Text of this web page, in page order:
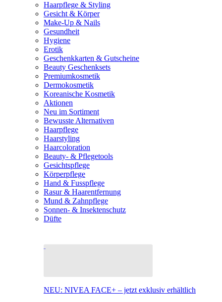
Haarpflege & Styling
Gesicht & Körper
Make-Up & Nails
Gesundheit
Hygiene
Erotik
Geschenkkarten & Gutscheine
Beauty Geschenksets
Premiumkosmetik
Dermokosmetik
Koreanische Kosmetik
Aktionen
Neu im Sortiment
Bewusste Alternativen
Haarpflege
Haarstyling
Haarcoloration
Beauty- & Pflegetools
Gesichtspflege
Körperpflege
Hand & Fusspflege
Rasur & Haarentfernung
Mund & Zahnpflege
Sonnen- & Insektenschutz
Düfte
NEU: NIVEA FACE+ – jetzt exklusiv erhältlich